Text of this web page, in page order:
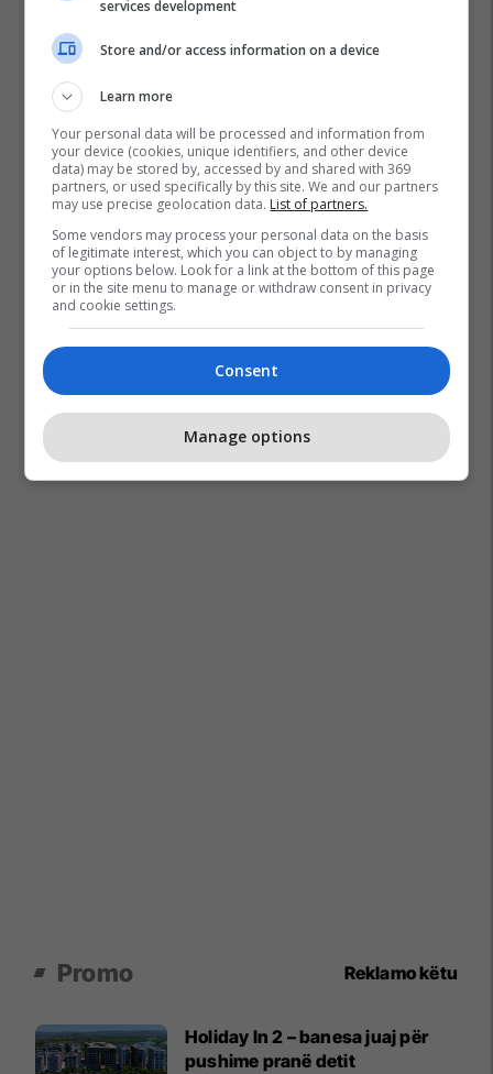
Kreativ Qeramika Pr Artikuj
Promo Reklamo këtu
Holiday In 2 – banesa juaj për
pushime pranë detit
services development
Store and/or access information on a device
Learn more
Your personal data will be processed and information from
your device (cookies, unique identifiers, and other device
data) may be stored by, accessed by and shared with 369
partners, or used specifically by this site. We and our partners
may use precise geolocation data. List of partners.
Some vendors may process your personal data on the basis
of legitimate interest, which you can object to by managing
your options below. Look for a link at the bottom of this page
or in the site menu to manage or withdraw consent in privacy
and cookie settings.
Consent
Manage options